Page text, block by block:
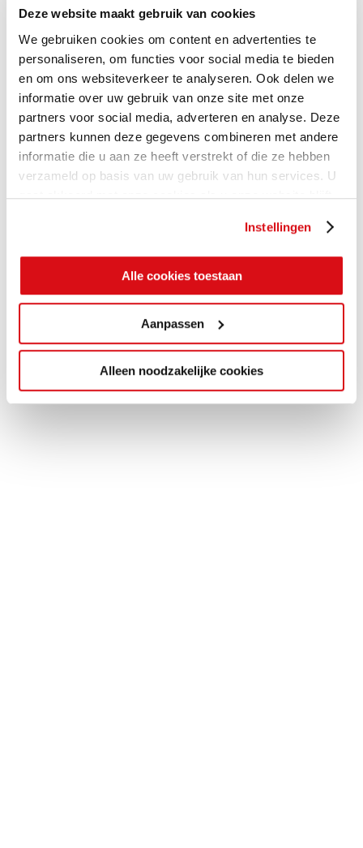
Deze website maakt gebruik van cookies
We gebruiken cookies om content en advertenties te
personaliseren, om functies voor social media te bieden
en om ons websiteverkeer te analyseren. Ook delen we
informatie over uw gebruik van onze site met onze
partners voor social media, adverteren en analyse. Deze
partners kunnen deze gegevens combineren met andere
informatie die u aan ze heeft verstrekt of die ze hebben
verzameld op basis van uw gebruik van hun services. U
gaat akkoord met onze cookies als u onze website blijft
Instellingen
Alle cookies toestaan
Aanpassen
Alleen noodzakelijke cookies